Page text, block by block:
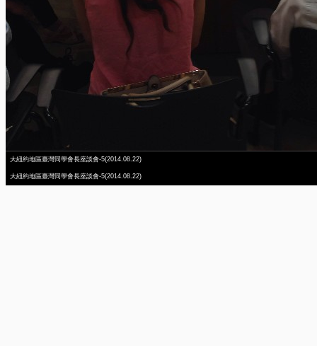
大紐約地區臺灣同學會長座談會-5(2014.08.22)
大紐約地區臺灣同學會長座談會-5(2014.08.22)